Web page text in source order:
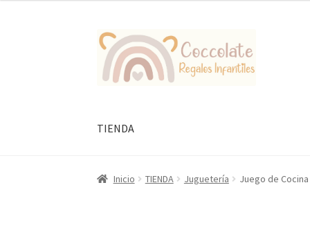
Ir
la
Ir
al
contenido
TIENDA
Inicio TIENDA Juguetería Juego de